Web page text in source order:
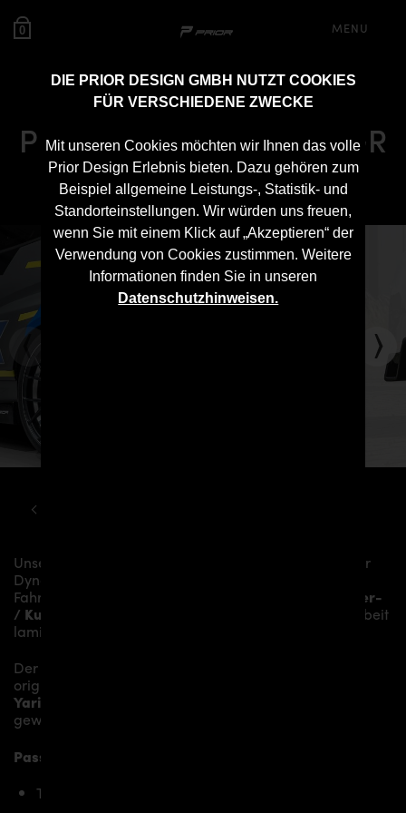
DIE PRIOR DESIGN GMBH NUTZT COOKIES
FÜR VERSCHIEDENE ZWECKE
Mit unseren Cookies möchten wir Ihnen das volle
Prior Design Erlebnis bieten. Dazu gehören zum
Beispiel allgemeine Leistungs-, Statistik- und
Standorteinstellungen. Wir würden uns freuen,
wenn Sie mit einem Klick auf „Akzeptieren“ der
Verwendung von Cookies zustimmen. Weitere
Informationen finden Sie in unseren
Datenschutzhinweisen.
0 MENU
PD Diffusor für Toyota GR
Yaris
Unser
mehr
Dynamik und akzentuiert die sportliche Linie des
Fahrzeugs. Das Material besteht aus einem
Glasfaser-
/ Kunststoffverbund
und wird aufwändig in Handarbeit
laminiert und anschließend bearbeitet.
Der
originalen
Yaris
gewissen Hauch von Rennsport-Flair.
Passend bei folgenden Toyota Yaris Modellen:
Toyota GR Yaris [2019+]